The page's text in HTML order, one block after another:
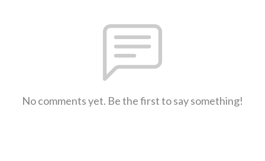
No comments yet. Be the first to say something!